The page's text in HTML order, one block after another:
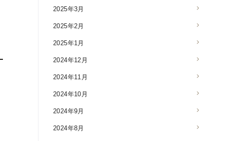
2025年3月
2025年2月
2025年1月
2024年12月
2024年11月
2024年10月
2024年9月
2024年8月